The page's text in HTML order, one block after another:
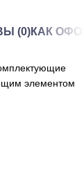
(0)КАК
элементом